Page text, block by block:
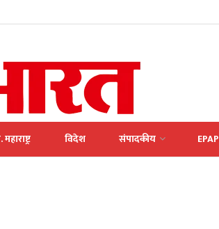
विदेश संपादकीय